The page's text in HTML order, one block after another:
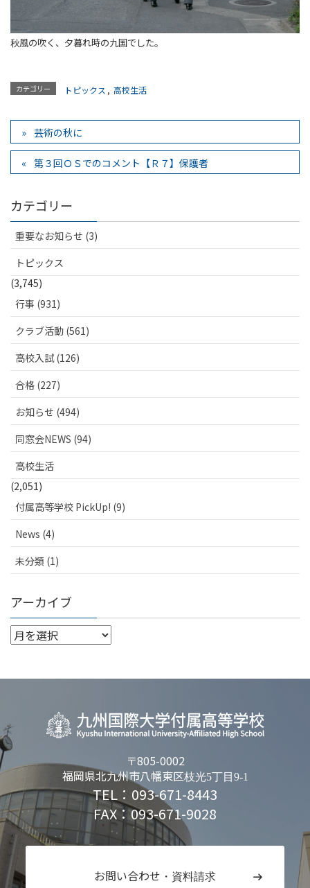
秋風の吹く、夕暮れ時の九国でした。
カテゴリー トピックス , 高校生活
芸術の秋に
第３回ＯＳでのコメント【Ｒ７】保護者
カテゴリー
重要なお知らせ (3)
トピックス
(3,745)
行事 (931)
クラブ活動 (561)
高校入試 (126)
合格 (227)
お知らせ (494)
同窓会NEWS (94)
高校生活
(2,051)
付属高等学校 PickUp! (9)
News (4)
未分類 (1)
アーカイブ
〒805-0002
福岡県北九州市八幡東区枝光5丁目9-1
TEL：093-671-8443
FAX：093-671-9028
お問い合わせ ・資料請求